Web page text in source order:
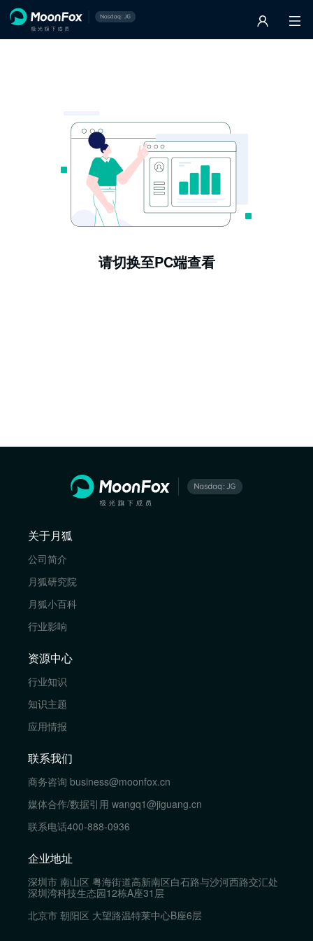
请切换至PC端查看
关于月狐
公司简介
月狐研究院
月狐小百科
行业影响
资源中心
行业知识
知识主题
应用情报
联系我们
商务咨询 business@moonfox.cn
媒体合作/数据引用 wangq1@jiguang.cn
联系电话400-888-0936
企业地址
深圳市 南山区 粤海街道高新南区白石路与沙河西路交汇处
深圳湾科技生态园12栋A座31层
北京市 朝阳区 大望路温特莱中心B座6层